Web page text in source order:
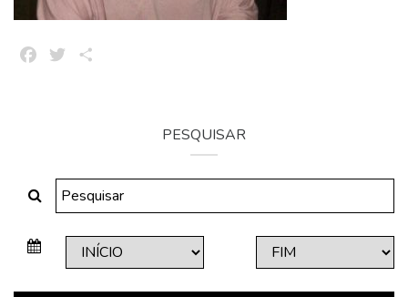
FacebookTwitter
PESQUISAR